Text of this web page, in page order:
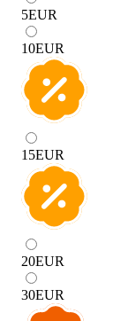
5EUR
10EUR
15EUR
20EUR
30EUR